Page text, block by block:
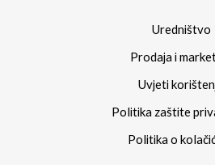
Uredništvo
Prodaja i
Uvjeti
Politika zaštite
Politika o